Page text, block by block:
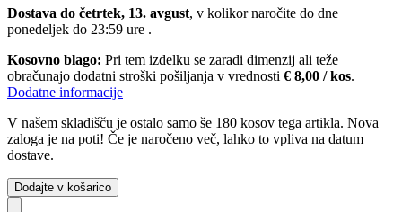
Dostava do četrtek, 13. avgust, v kolikor naročite do dne
ponedeljek do 23:59 ure .
Kosovno blago: Pri tem izdelku se zaradi dimenzij ali teže
obračunajo dodatni stroški pošiljanja v vrednosti € 8,00 / kos.
Dodatne informacije
V našem skladišču je ostalo samo še 180 kosov tega artikla. Nova
zaloga je na poti! Če je naročeno več, lahko to vpliva na datum
dostave.
Dodajte v košarico